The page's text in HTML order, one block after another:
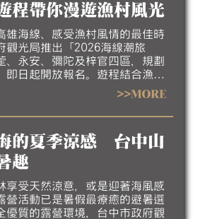
程帶你漫遊漁村風光
雄海線、感受漁村風情的最佳時
觀光局推出「2026海線潮旅
、永安、彌陀及梓官四區，規劃
即日起開放報名。遊程結合漁村
、地方工藝、特色美食及互動體
入探索北高雄海線豐富的自然生
漁村產業特色，歡迎大家相約來
魅力。
>>MORE
的夏季涼感 台中山
趣
享受天然涼意，或是迎著海風感
營活動已是暑假最療癒的避暑選
優質的露營環境，台中市政府觀